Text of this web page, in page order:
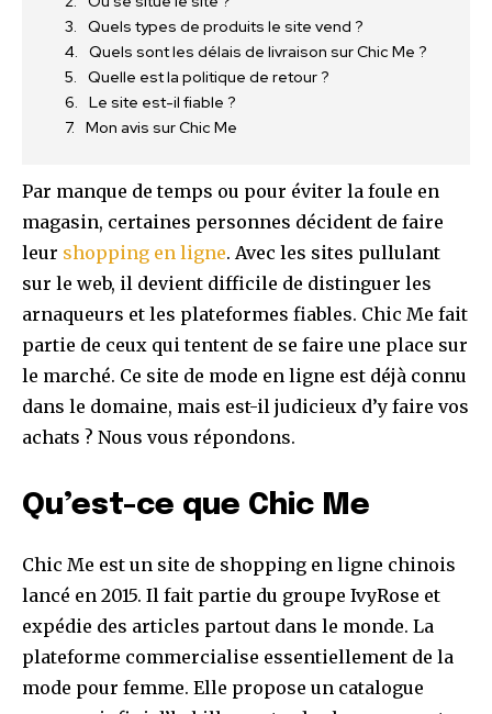
Quels types de produits le site vend ?
Quels sont les délais de livraison sur Chic Me ?
Quelle est la politique de retour ?
Le site est-il fiable ?
Mon avis sur Chic Me
Par manque de temps ou pour éviter la foule en
magasin, certaines personnes décident de faire
leur shopping en ligne. Avec les sites pullulant
sur le web, il devient difficile de distinguer les
arnaqueurs et les plateformes fiables. Chic Me fait
partie de ceux qui tentent de se faire une place sur
le marché. Ce site de mode en ligne est déjà connu
dans le domaine, mais est-il judicieux d’y faire vos
achats ? Nous vous répondons.
Qu’est-ce que Chic Me
Chic Me est un site de shopping en ligne chinois
lancé en 2015. Il fait partie du groupe IvyRose et
expédie des articles partout dans le monde. La
plateforme commercialise essentiellement de la
mode pour femme. Elle propose un catalogue